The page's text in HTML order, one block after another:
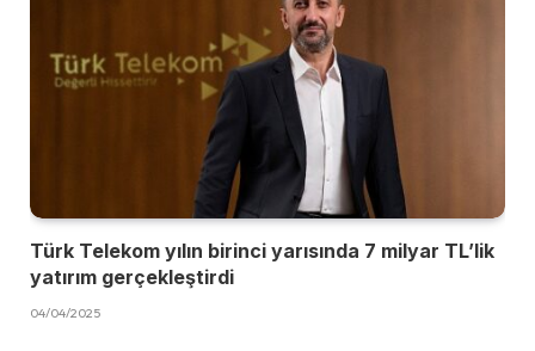
Türk Telekom yılın birinci yarısında 7 milyar TL’lik
yatırım gerçekleştirdi
04/04/2025